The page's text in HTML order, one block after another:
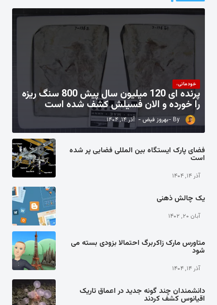
خودمانی،
پرنده ای 120 میلیون سال پیش 800 سنگ ریزه
را خورده و الان فسیلش کشف شده است
بهروز فیض آذر ۱۴, ۱۴۰۴
فضای پارک ایستگاه بین المللی فضایی پر شده
است
آذر ۱۴, ۱۴۰۴
یک چالش ذهنی
آبان ۲۰, ۱۴۰۲
متاورس مارک زاکربرگ احتمالا بزودی بسته می
شود
آذر ۱۴, ۱۴۰۴
دانشمندان چند گونه جدید در اعماق تاریک
اقیانوس کشف کردند